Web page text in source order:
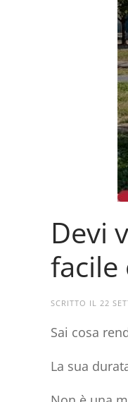
Devi
facile
SCRITTO IL 22
Sai cosa
La sua